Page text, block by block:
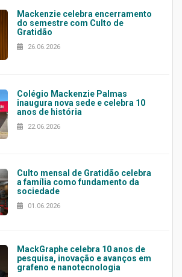
Mackenzie celebra encerramento
do semestre com Culto de
Gratidão
26.06.2026
Colégio Mackenzie Palmas
inaugura nova sede e celebra 10
anos de história
22.06.2026
Culto mensal de Gratidão celebra
a família como fundamento da
sociedade
01.06.2026
MackGraphe celebra 10 anos de
pesquisa, inovação e avanços em
grafeno e nanotecnologia